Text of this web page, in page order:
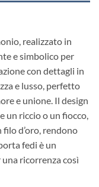
realizzato in
e simbolico per
con dettagli in
e lusso, perfetto
e unione. Il design
un riccio o un fiocco,
d’oro, rendono
fedi è un
ricorrenza così